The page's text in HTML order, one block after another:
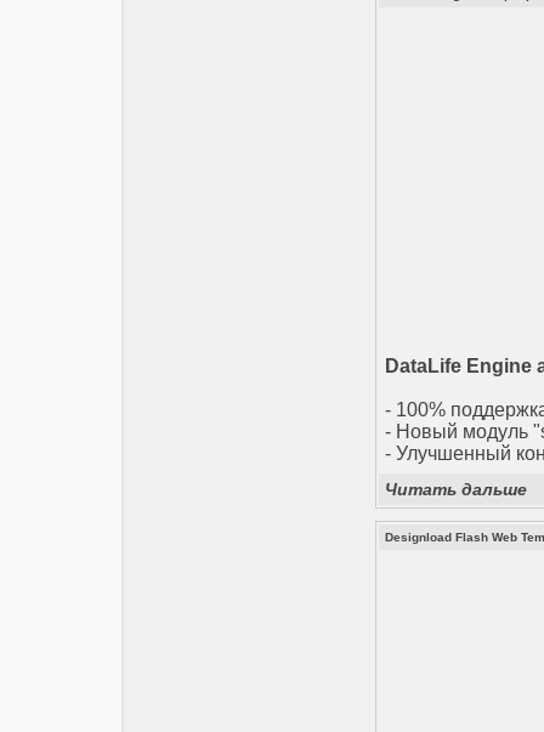
DataLife Engine
- 100%
- Новый модуль
- Улучшенный
Читать дальше
Designload Flash Web